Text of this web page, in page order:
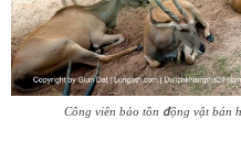
Công viên bảo tồn động vật bán